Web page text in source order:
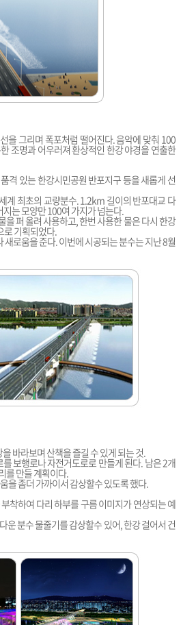
을 그리며 폭포처럼 떨어진다. 음악에 맞춰 100
조명과 어우러져 환상적인 한강 야경을 연출한
격 있는 한강시민공원 반포지구 등을 새롭게 선
계 최초의 교량분수. 1.2km 길이의 반포대교 다
는 모양만 100여 가지가 넘는다.
퍼 올려 사용하고, 한번 사용한 물은 다시 한강
로 기획되었다.
로움을 준다. 이번에 시공되는 분수는 지난 8월
바라보며 산책을 즐길 수 있게 되는 것.
보행로나 자전거도로로 만들게 된다. 남은 2개
를 만들 계획이다.
을 좀더 가까이서 감상할수 있도록 했다.
착하여 다리 하부를 구름 이미지가 연상되는 예
운 분수 물줄기를 감상할수 있어, 한강 걸어서 건